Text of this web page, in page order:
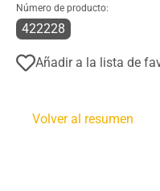
Número de producto:
422228
Añadir a la lista de
Volver al resumen